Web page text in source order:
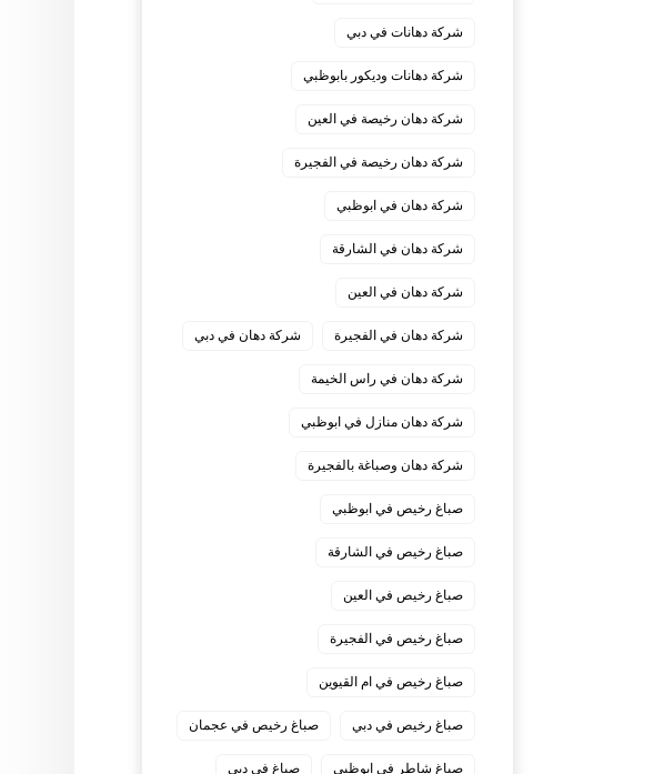
شركة دهانات في دبي
شركة دهانات وديكور بابوظبي
شركة دهان رخيصة في العين
شركة دهان رخيصة في الفجيرة
شركة دهان في ابوظبي
شركة دهان في الشارقة
شركة دهان في العين
شركة دهان في الفجيرة شركة دهان في دبي
شركة دهان في راس الخيمة
شركة دهان منازل في ابوظبي
شركة دهان وصباغة بالفجيرة
صباغ رخيص في ابوظبي
صباغ رخيص في الشارقة
صباغ رخيص في العين
صباغ رخيص في الفجيرة
صباغ رخيص في ام القيوين
صباغ رخيص في دبي صباغ رخيص في عجمان
صباغ شاطر في ابوظبي صباغ في دبي